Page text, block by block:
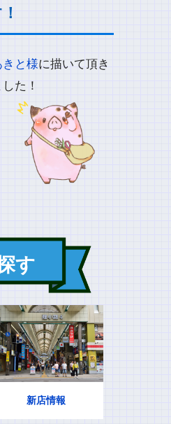
きと様に描いて頂き
した！
す
新店情報